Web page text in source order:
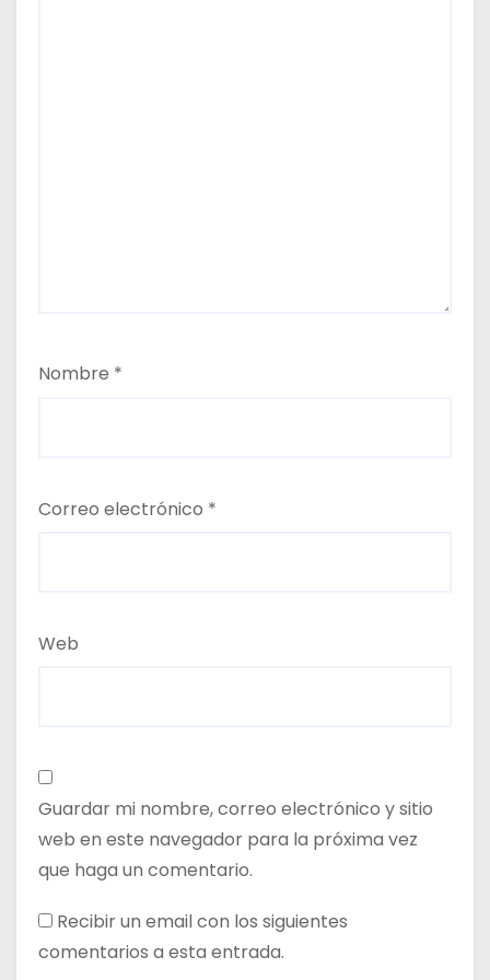
Nombre *
Correo electrónico *
Web
Guardar mi nombre, correo electrónico y sitio
web en este navegador para la próxima vez
que haga un comentario.
Recibir un email con los siguientes
comentarios a esta entrada.